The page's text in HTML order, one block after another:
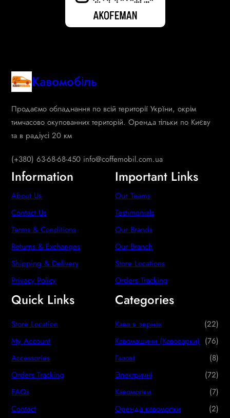
Кавомобіль
Продаємо обладнання по всій території Укрїни, окрім
тимчасово окупованних територій. Оренда тільки по Києву
та в радіусі 20 км
(+380) 63-68-68-450 info@coffemobil.com.ua
Information
About Us
Contact Us
Terms & Conditions
Returns & Exchanges
Shipping & Delivery
Privacy Policy
Important Links
Our Teams
Testimonials
Our Brands
Our Branch
Store Locations
Orders Tracking
Quick Links
Store Location
My Account
Accessories
Orders Tracking
FAQs
Contact
Categories
Кава в зернах 222
2
p
r
o
d
Кавомашини (Кавоварки) 767
6
p
r
o
Газові 88
p
r
o
Электричні 727
2
p
Кавомолки 77
p
Оренда кавомолки 22